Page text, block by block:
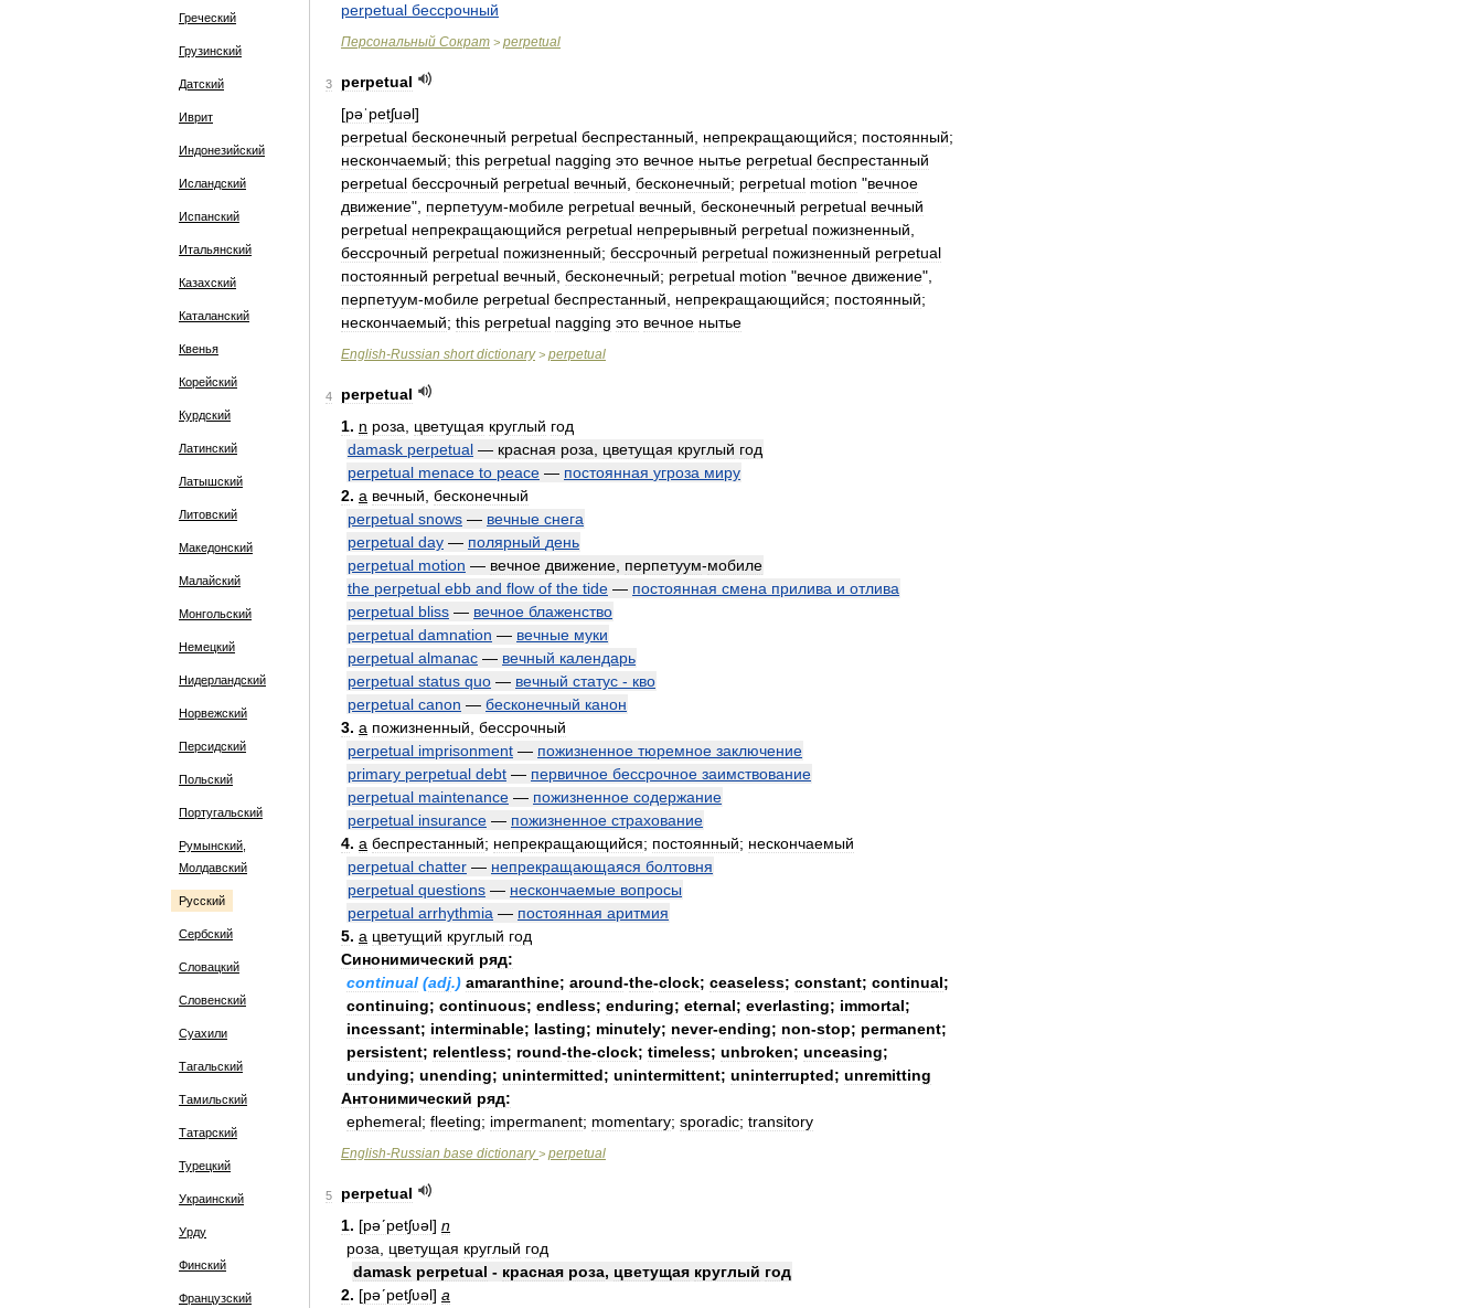
Греческий
Грузинский
Датский
Иврит
Индонезийский
Исландский
Испанский
Итальянский
Казахский
Каталанский
Квенья
Корейский
Курдский
Латинский
Латышский
Литовский
Македонский
Малайский
Монгольский
Немецкий
Нидерландский
Норвежский
Персидский
Польский
Португальский
Румынский,
Молдавский
Русский
Сербский
Словацкий
Словенский
Суахили
Тагальский
Тамильский
Татарский
Турецкий
Украинский
Урду
Финский
Французский
perpetual бессрочный
Персональный Сократ > perpetual
3
perpetual
[pəˈpetʃuəl]
perpetual бесконечный perpetual беспрестанный непрекращающийся; постоянный;
нескончаемый; this perpetual nagging это вечное нытье perpetual беспрестанный
perpetual бессрочный perpetual вечный бесконечный; perpetual motion "вечное
движение", перпетуум-мобиле perpetual вечный бесконечный perpetual вечный
perpetual непрекращающийся perpetual непрерывный perpetual пожизненный
бессрочный perpetual пожизненный; бессрочный perpetual пожизненный perpetual
постоянный perpetual вечный бесконечный; perpetual motion "вечное движение",
перпетуум-мобиле perpetual беспрестанный непрекращающийся; постоянный;
нескончаемый; this perpetual nagging это вечное нытье
English-Russian short dictionary> perpetual
4
perpetual
1. n роза цветущая круглый год
damask perpetual — красная роза цветущая круглый год
perpetual menace to peace — постоянная угроза миру
2. a вечный бесконечный
perpetual snows — вечные снега
perpetual day — полярный день
perpetual motion — вечное движение перпетуум-мобиле
the perpetual ebb and flow of the tide — постоянная смена прилива и отлива
perpetual bliss — вечное блаженство
perpetual damnation — вечные муки
perpetual almanac — вечный календарь
perpetual status quo — вечный статус - кво
perpetual canon — бесконечный канон
3. a пожизненный бессрочный
perpetual imprisonment — пожизненное тюремное заключение
primary perpetual debt — первичное бессрочное заимствование
perpetual maintenance — пожизненное содержание
perpetual insurance — пожизненное страхование
4. a беспрестанный; непрекращающийся; постоянный; нескончаемый
perpetual chatter — непрекращающаяся болтовня
perpetual questions — нескончаемые вопросы
perpetual arrhythmia — постоянная аритмия
5. a цветущий круглый год
Синонимический ряд:
continual (adj.) amaranthine; around-the-clock; ceaseless; constant; continual;
continuing; continuous; endless; enduring; eternal; everlasting; immortal;
incessant; interminable; lasting; minutely; never-ending; non-stop; permanent;
persistent; relentless; round-the-clock; timeless; unbroken; unceasing;
undying; unending; unintermitted; unintermittent; uninterrupted; unremitting
Антонимический ряд:
ephemeral; fleeting; impermanent; momentary; sporadic; transitory
English-Russian base dictionary > perpetual
5
perpetual
1. [pəʹpetʃʋəl] n
роза
цветущая круглый год
damask perpetual - красная роза, цветущая круглый год
2. [pəʹpetʃʋəl] a